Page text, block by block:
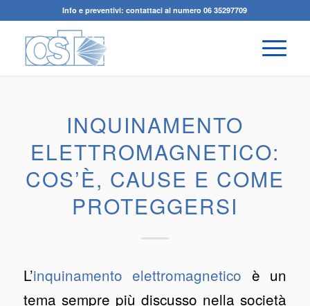
Info e preventivi: contattaci al numero 06 35297709
INQUINAMENTO
ELETTROMAGNETICO:
COS’È, CAUSE E COME
PROTEGGERSI
L’inquinamento elettromagnetico è un
tema sempre più discusso nella società